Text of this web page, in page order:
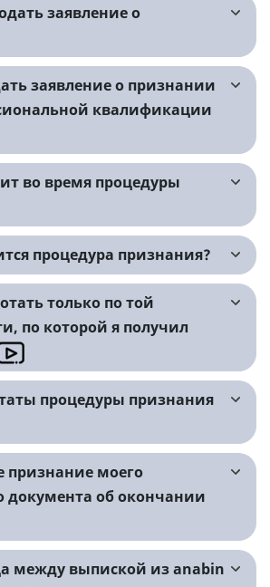
заявление о
заявление о признании
квалификации
во время процедуры
процедура признания?
только по той
по которой я получил
процедуры признания
моего
документа об окончании
между выпиской из anabin